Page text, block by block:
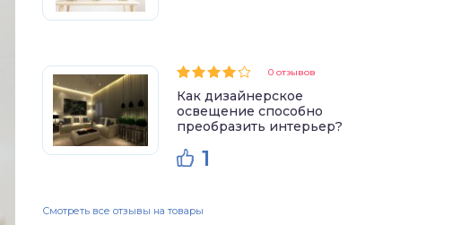
0 отзывов
Как дизайнерское
освещение способно
преобразить интерьер?
1
Смотреть все отзывы на товары